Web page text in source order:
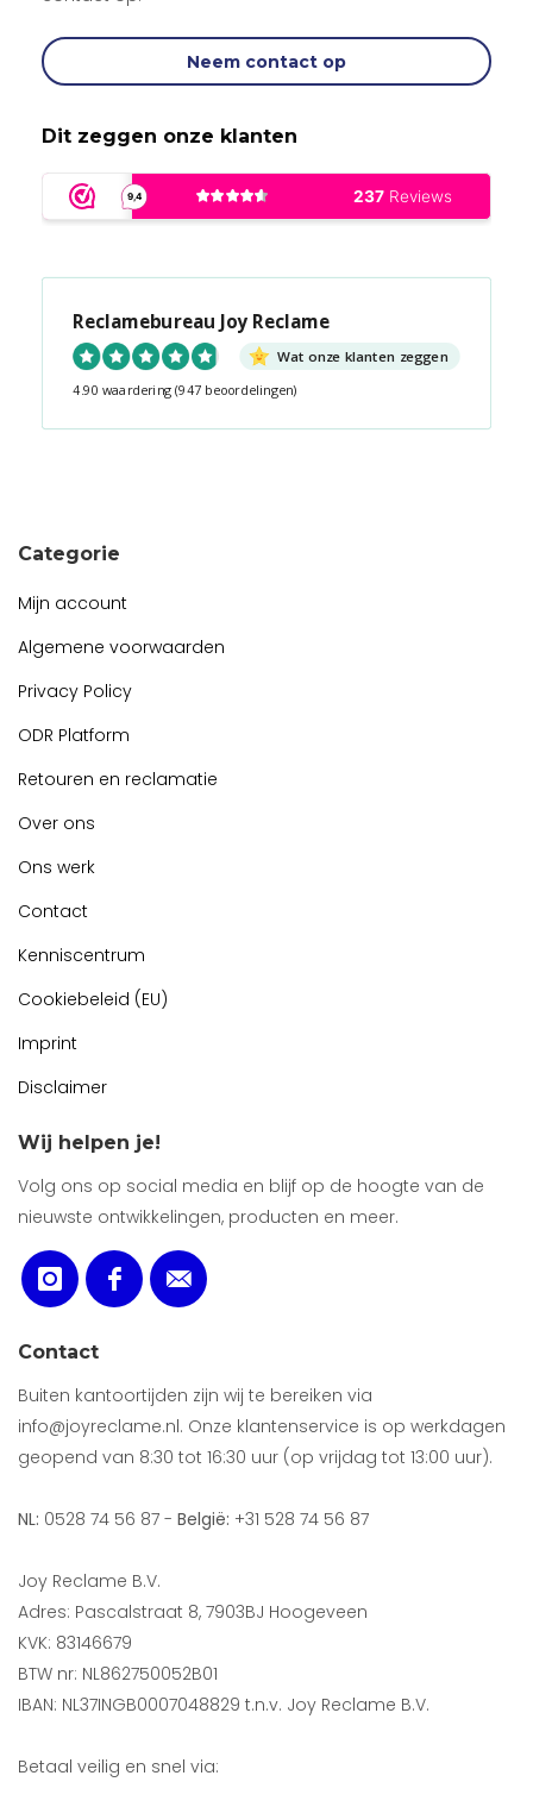
Neem contact op
Dit zeggen onze klanten
Reclamebureau Joy Reclame
Wat onze klanten zeggen
4.90 waardering (947 beoordelingen)
Categorie
Mijn account
Algemene voorwaarden
Privacy Policy
ODR Platform
Retouren en reclamatie
Over ons
Ons werk
Contact
Kenniscentrum
Cookiebeleid (EU)
Imprint
Disclaimer
Wij helpen je!
Volg ons op social media en blijf op de hoogte van de
nieuwste ontwikkelingen, producten en meer.
Contact
Buiten kantoortijden zijn wij te bereiken via
info@joyreclame.nl. Onze klantenservice is op werkdagen
geopend van 8:30 tot 16:30 uur (op vrijdag tot 13:00 uur).
NL: 0528 74 56 87 - België: +31 528 74 56 87
Joy Reclame B.V.
Adres: Pascalstraat 8, 7903BJ Hoogeveen
KVK: 83146679
BTW nr: NL862750052B01
IBAN: NL37INGB0007048829 t.n.v. Joy Reclame B.V.
Betaal veilig en snel via: